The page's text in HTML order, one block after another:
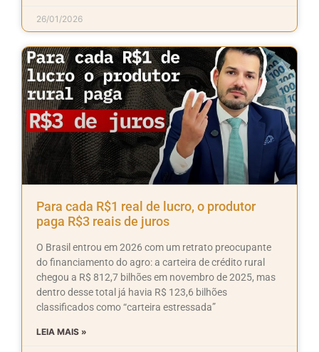
26/01/2026
Para cada R$1 real de lucro, o produtor
paga R$3 reais de juros
O Brasil entrou em 2026 com um retrato preocupante
do financiamento do agro: a carteira de crédito rural
chegou a R$ 812,7 bilhões em novembro de 2025, mas
dentro desse total já havia R$ 123,6 bilhões
classificados como “carteira estressada”
LEIA MAIS »